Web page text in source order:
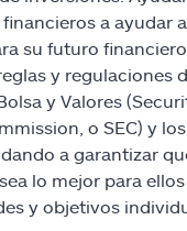
a ayudar
su futuro
y regulaciones
y Valores
o SEC) y
a garantizar
lo mejor para
y objetivos